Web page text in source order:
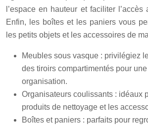
l’espace en hauteur et faciliter
Enfin, les boîtes et les paniers vous
les petits objets et les accessoires de
Meubles sous vasque : privilégiez
des tiroirs compartimentés pour
organisation.
Organisateurs coulissants : idéaux
produits de nettoyage et les
Boîtes et paniers : parfaits pour